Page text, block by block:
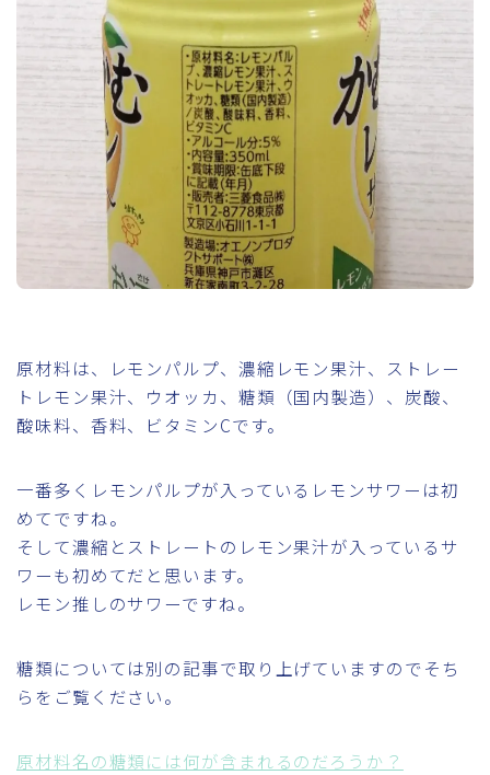
原材料は、レモンパルプ、濃縮レモン果汁、ストレー
トレモン果汁、ウオッカ、糖類（国内製造）、炭酸、
酸味料、香料、ビタミンCです。
一番多くレモンパルプが入っているレモンサワーは初
めてですね。
そして濃縮とストレートのレモン果汁が入っているサ
ワーも初めてだと思います。
レモン推しのサワーですね。
糖類については別の記事で取り上げていますのでそち
らをご覧ください。
原材料名の糖類には何が含まれるのだろうか？